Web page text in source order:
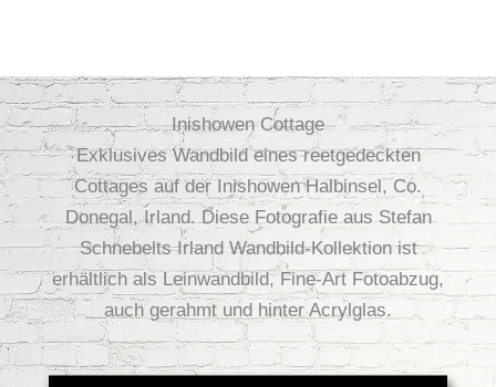
Inishowen Cottage
Exklusives Wandbild eines reetgedeckten
Cottages auf der Inishowen Halbinsel, Co.
Donegal, Irland. Diese Fotografie aus Stefan
Schnebelts Irland Wandbild-Kollektion ist
erhältlich als Leinwandbild, Fine-Art Fotoabzug,
auch gerahmt und hinter Acrylglas.